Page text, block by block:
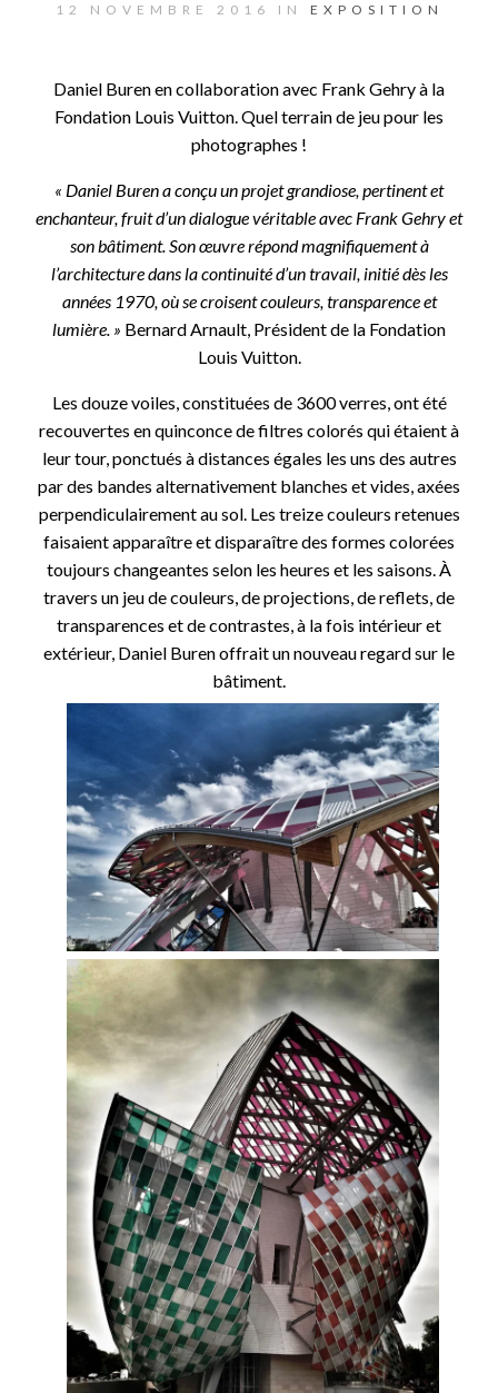
12 NOVEMBRE 2016 IN EXPOSITION
Daniel Burenen collaboration avec Frank Gehry à la
Fondation Louis Vuitton. Quel terrain de jeu pour les
photographes !
« Daniel Buren a conçu un projet grandiose, pertinent et
enchanteur, fruit d’un dialogue véritable avec Frank Gehry et
son bâtiment. Son œuvre répond magnifiquement à
l’architecture dans la continuité d’un travail, initié dès les
années 1970, où se croisent couleurs, transparence et
lumière. » Bernard Arnault, Président de la Fondation
Louis Vuitton.
Les douze voiles, constituées de 3600 verres, ont été
recouvertes en quinconce de filtres colorés qui étaient à
leur tour, ponctués à distances égales les uns des autres
par des bandes alternativement blanches et vides, axées
perpendiculairement au sol. Les treize couleurs retenues
faisaient apparaître et disparaître des formes colorées
toujours changeantes selon les heures et les saisons. À
travers un jeu de couleurs, de projections, de reflets, de
transparences et de contrastes, à la fois intérieur et
extérieur, Daniel Buren offrait un nouveau regard sur le
bâtiment.